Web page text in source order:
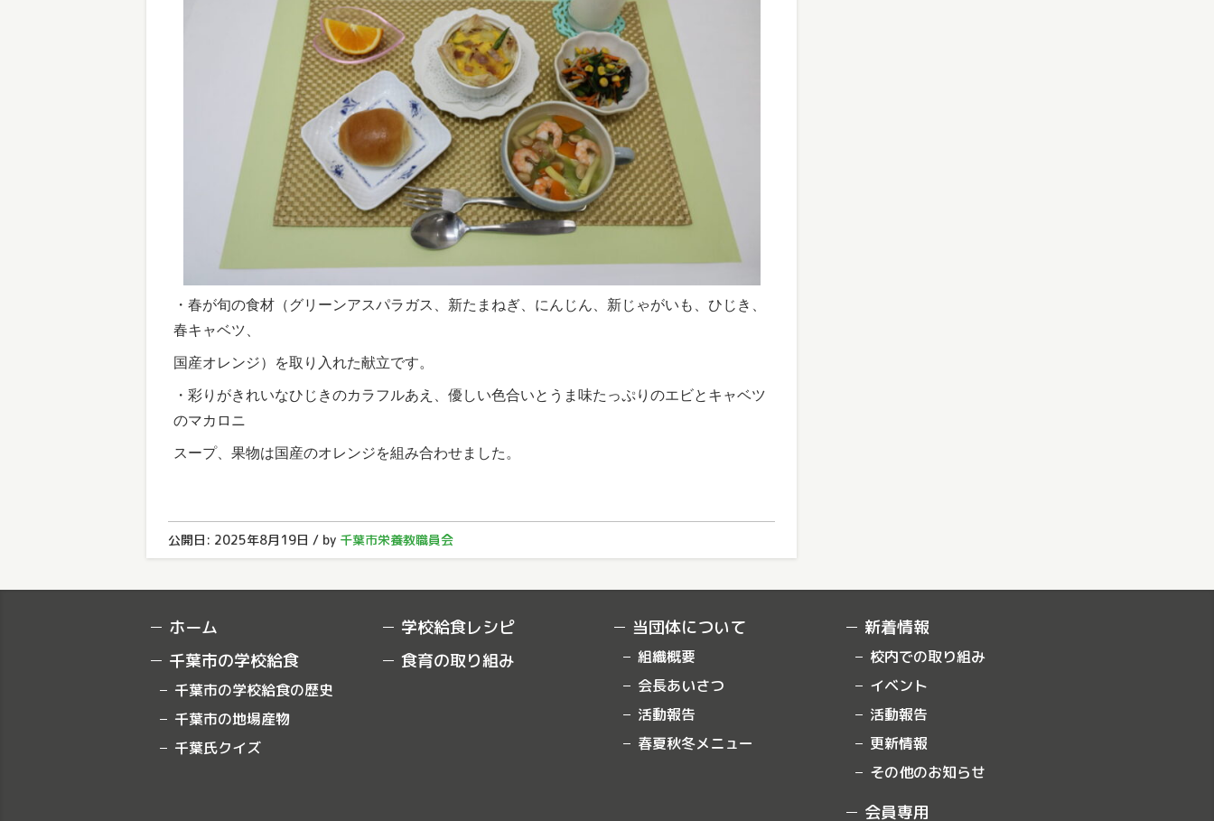
・春が旬の食材（グリーンアスパラガス、新たまねぎ、にんじん、新じゃがいも、ひじき、
春キャベツ、
国産オレンジ）を取り入れた献立です。
・彩りがきれいなひじきのカラフルあえ、優しい色合いとうま味たっぷりのエビとキャベツ
のマカロニ
スープ、果物は国産のオレンジを組み合わせました。
公開日: 2025年8月19日 （ 2025年10月17日更新）
/ by 千葉市栄養教職員会
ホーム
千葉市の学校給食
千葉市の学校給食の歴史
千葉市の地場産物
千葉氏クイズ
学校給食レシピ
食育の取り組み
当団体について
組織概要
会長あいさつ
活動報告
春夏秋冬メニュー
新着情報
校内での取り組み
イベント
活動報告
更新情報
その他のお知らせ
会員専用